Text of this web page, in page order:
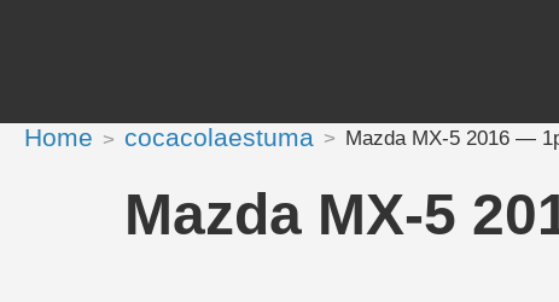
Home cocacolaestuma Mazda MX-5 2016 —
Mazda MX-5